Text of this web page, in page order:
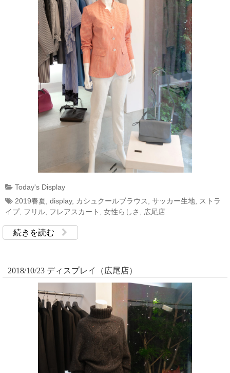
Today's Display
2019春夏 display, カシュクールブラウス サッカー生地
ストラ
イプ, フリル フレアスカート 女性らしさ 広尾店
続きを読む
2018/10/23 ディスプレイ（広尾店）